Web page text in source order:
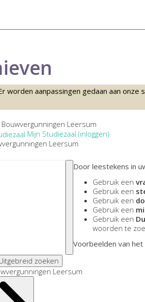
worden aanpassingen gedaan aan
Bouwvergunningen Leersum
Mijn Studiezaal (inloggen)
Leersum
Door leestekens in
Gebruik een
Gebruik een
Gebruik een
Gebruik een
Gebruik een
woorden te
Voorbeelden van
zoeken
Leersum